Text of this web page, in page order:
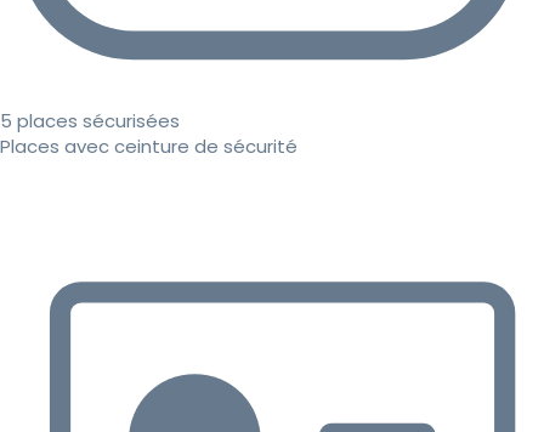
5 places sécurisées
Places avec ceinture de sécurité